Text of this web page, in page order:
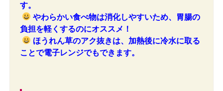
す。
やわらかい食べ物は消化しやすいため、胃腸の
負担を軽くするのにオススメ！
ほうれん草のアク抜きは、加熱後に冷水に取る
ことで電子レンジでもできます。